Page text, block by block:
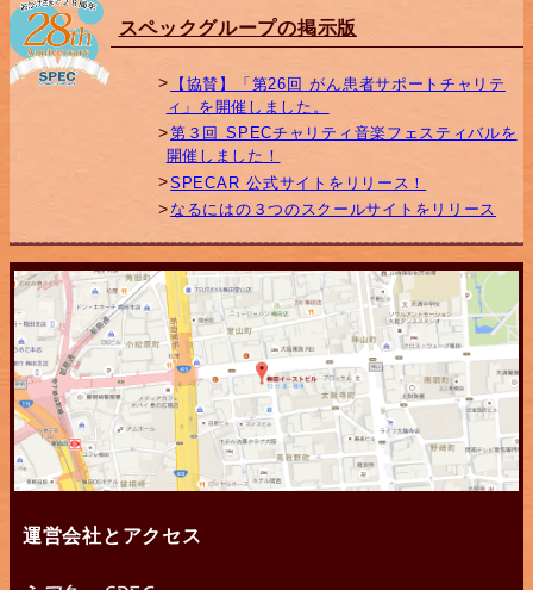
スペックグループの掲示版
【協賛】「第26回 がん患者サポートチャリテ
ィ」を開催しました。
第３回 SPECチャリティ音楽フェスティバルを
開催しました！
SPECAR 公式サイトをリリース！
なるにはの３つのスクールサイトをリリース
運営会社とアクセス